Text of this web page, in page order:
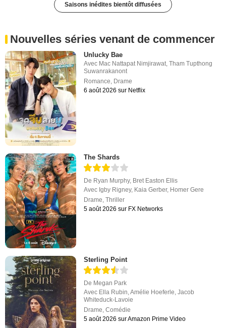
Saisons inédites bientôt diffusées
Nouvelles séries venant de commencer
Unlucky Bae
Avec Mac Nattapat Nimjirawat ,Tham Tupthong
Suwanrakanont
Romance Drame
6 août 2026 sur Netflix
The Shards
De Ryan Murphy, Bret Easton Ellis
Avec Igby Rigney, Kaia Gerber, Homer Gere
Drame,Thriller
5 août 2026 sur FX Networks
Sterling Point
De Megan Park
Avec Ella Rubin,Amélie Hoeferle,Jacob
Whiteduck-Lavoie
Drame,Comédie
5 août 2026 sur Amazon Prime Video